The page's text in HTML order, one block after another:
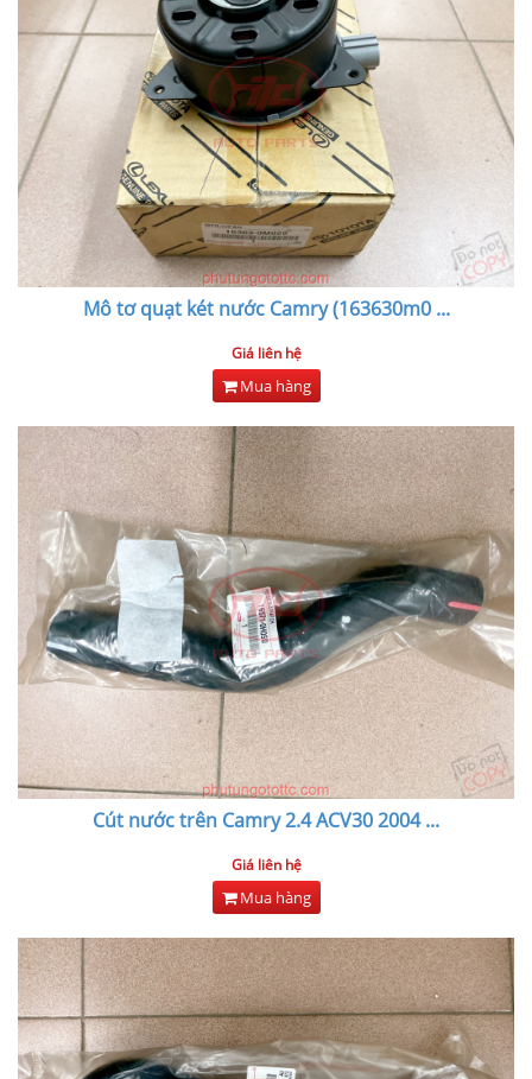
Mô tơ quạt két nước Camry (163630m0...
Giá liên hệ
Mua hàng
Cút nước trên Camry 2.4 ACV30 2004...
Giá liên hệ
Mua hàng